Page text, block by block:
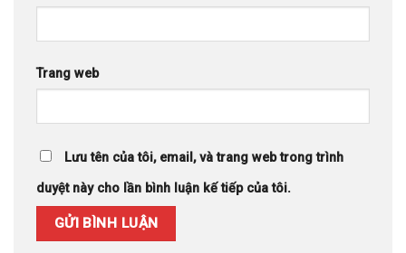
Trang web
Lưu tên của tôi, email, và trang web trong trình
duyệt này cho lần bình luận kế tiếp của tôi.